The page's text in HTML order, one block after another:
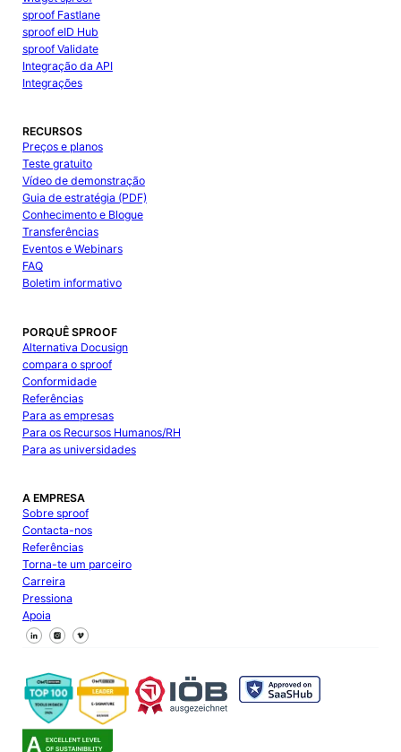
sproof Fastlane
sproof eID Hub
sproof Validate
Integração da API
Integrações
RECURSOS
Preços e planos
Teste gratuito
Vídeo de demonstração
Guia de estratégia (PDF)
Conhecimento e Blogue
Transferências
Eventos e Webinars
FAQ
Boletim informativo
PORQUÊ SPROOF
Alternativa Docusign
compara o sproof
Conformidade
Referências
Para as empresas
Para os Recursos Humanos/RH
Para as universidades
A EMPRESA
Sobre sproof
Contacta-nos
Referências
Torna-te um parceiro
Carreira
Pressiona
Apoia
Segue-nos no Facebook
Segue-nos no X
Segue-nos no LinkedIn